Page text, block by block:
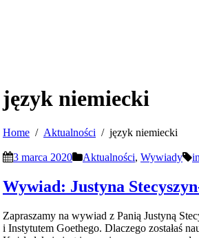
język niemiecki
Home Aktualności język niemiecki
3 marca 2020 Aktualności, Wywiady
Wywiad: Justyna
Zapraszamy na wywiad z Panią Justyną
i Instytutem Goethego. Dlaczego zostałaś